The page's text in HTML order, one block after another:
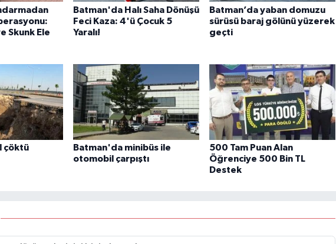
Skunk Ele
Batman'da Halı Saha Dönüşü
Feci Kaza: 4'ü Çocuk 5
Yaralı!
Batman’da yaban domuzu
sürüsü baraj gölünü yüzerek
geçti
çöktü
Batman'da minibüs ile
otomobil çarpıştı
500 Tam Puan Alan
Öğrenciye 500 Bin TL
Destek